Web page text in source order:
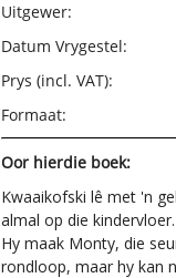
Uitgewer:
Datum Vrygestel:
Prys (incl. VAT):
Formaat:
Oor hierdie boek:
Kwaaikofski lê met 'n
almal op die
Hy maak Monty, die
rondloop, maar hy kan